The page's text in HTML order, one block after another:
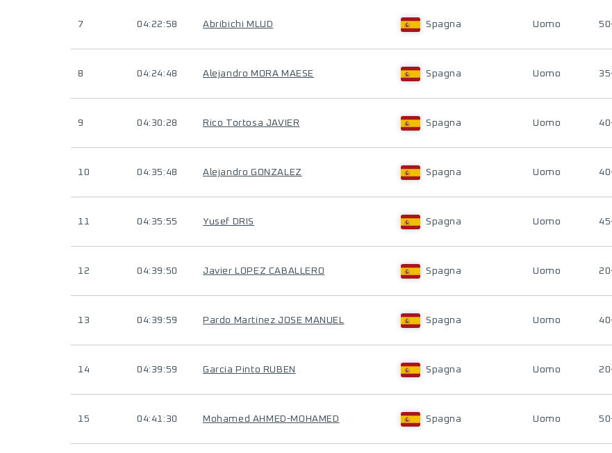
7 04:22:58 Abribichi MLUD Spagna Uomo
8 04:24:48 Alejandro MORA MAESE Spagna Uomo
9 04:30:28 Rico Tortosa JAVIER Spagna Uomo
10 04:35:48 Alejandro GONZALEZ Spagna Uomo
11 04:35:55 Yusef DRIS Spagna Uomo
12 04:39:50 Javier LOPEZ CABALLERO Spagna Uomo
13 04:39:59 Pardo Martinez JOSE MANUEL Spagna Uomo
14 04:39:59 Garcia Pinto RUBEN Spagna Uomo
15 04:41:30 Mohamed AHMED-MOHAMED Spagna Uomo